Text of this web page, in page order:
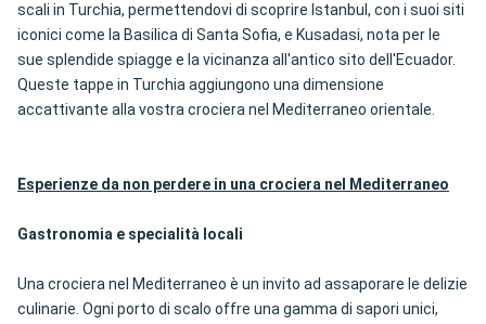
scali in Turchia, permettendovi di scoprire Istanbul, con i suoi siti
iconici come la Basilica di Santa Sofia, e Kusadasi, nota per le
sue splendide spiagge e la vicinanza all'antico sito dell'Ecuador.
Queste tappe in Turchia aggiungono una dimensione
accattivante alla vostra crociera nel Mediterraneo orientale.
Esperienze da non perdere in una crociera nel Mediterraneo
Gastronomia e specialità locali
Una crociera nel Mediterraneo è un invito ad assaporare le delizie
culinarie. Ogni porto di scalo offre una gamma di sapori unici,